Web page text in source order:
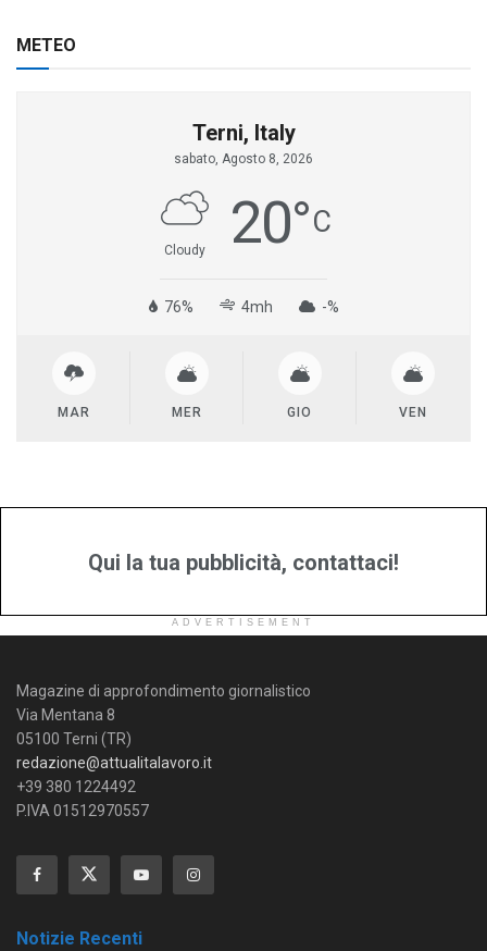
METEO
Terni, Italy
sabato, Agosto 8, 2026
Cloudy 20°C
76% 4mh -%
MAR MER GIO VEN
Qui la tua pubblicità, contattaci!
ADVERTISEMENT
Magazine di approfondimento giornalistico
Via Mentana 8
05100 Terni (TR)
redazione@attualitalavoro.it
+39 380 1224492
P.IVA 01512970557
Notizie Recenti